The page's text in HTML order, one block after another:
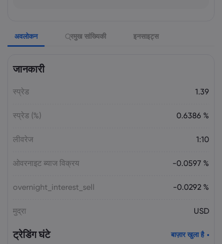
US Government Shutdown Threatens
October Inflation Data Release
US-EU Relations: Russia Sanctions Unite
Emma Rose
Overheating, U.S. Trade Policy Risk
अवलोकन ्रमुख सांख्यिकी इनसाइट्स
जानकारी
स्प्रेड 1.39
स्प्रेड (%) 0.6386 %
लीवरेज 1:10
ओवरनाइट ब्याज विक्रय -0.0597 %
overnight_interest_sell -0.0292 %
मुद्रा USD
ट्रेडिंग घंटे बाज़ार खुला है